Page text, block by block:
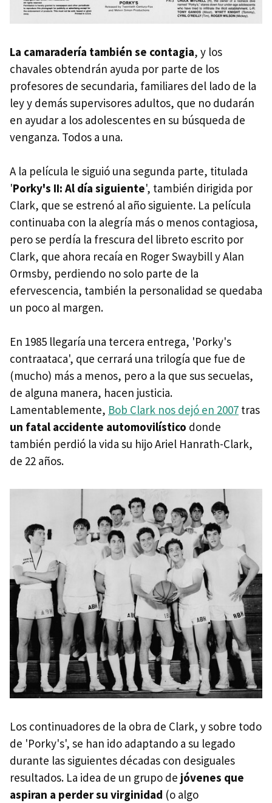
La camaradería también se contagia, y los
chavales obtendrán ayuda por parte de los
profesores de secundaria, familiares del lado de la
ley y demás supervisores adultos, que no dudarán
en ayudar a los adolescentes en su búsqueda de
venganza. Todos a una.
A la película le siguió una segunda parte, titulada
'Porky's II: Al día siguiente', también dirigida por
Clark, que se estrenó al año siguiente. La película
continuaba con la alegría más o menos contagiosa,
pero se perdía la frescura del libreto escrito por
Clark, que ahora recaía en Roger Swaybill y Alan
Ormsby, perdiendo no solo parte de la
efervescencia, también la personalidad se quedaba
un poco al margen.
En 1985 llegaría una tercera entrega, 'Porky's
contraataca', que cerrará una trilogía que fue de
(mucho) más a menos, pero a la que sus secuelas,
de alguna manera, hacen justicia.
Lamentablemente, Bob Clark nos dejó en 2007 tras
un fatal accidente automovilístico donde
también perdió la vida su hijo Ariel Hanrath-Clark,
de 22 años.
Los continuadores de la obra de Clark, y sobre todo
de 'Porky's', se han ido adaptando a su legado
durante las siguientes décadas con desiguales
resultados. La idea de un grupo de jóvenes que
aspiran a perder su virginidad (o algo